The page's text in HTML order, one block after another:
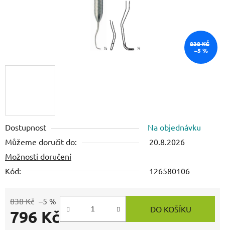
Dostupnost
Na objednávku
Můžeme doručit do:
20.8.2026
Možnosti doručení
Kód:
126580106
838 Kč –5 %
796 Kč DO KOŠÍKU
838 KČ
–5 %